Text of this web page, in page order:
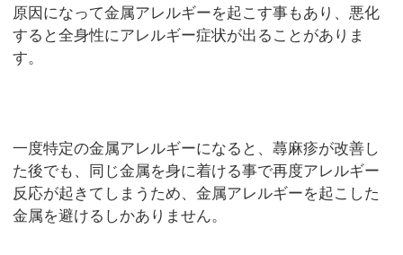
原因になって金属アレルギーを起こす事もあり、悪化
すると全身性にアレルギー症状が出ることがありま
す。
一度特定の金属アレルギーになると、蕁麻疹が改善し
た後でも、同じ金属を身に着ける事で再度アレルギー
反応が起きてしまうため、金属アレルギーを起こした
金属を避けるしかありません。